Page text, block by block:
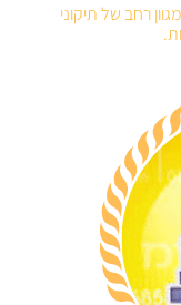
רחב של תיקוני